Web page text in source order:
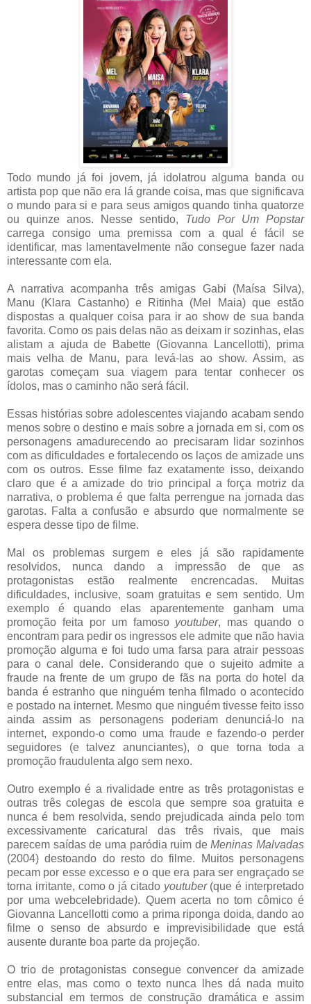
Todo mundo já foi jovem, já idolatrou alguma banda ou
artista pop que não era lá grande coisa, mas que significava
o mundo para si e para seus amigos quando tinha quatorze
ou quinze anos. Nesse sentido, Tudo Por Um Popstar
carrega consigo uma premissa com a qual é fácil se
identificar, mas lamentavelmente não consegue fazer nada
interessante com ela.
A narrativa acompanha três amigas Gabi (Maísa Silva),
Manu (Klara Castanho) e Ritinha (Mel Maia) que estão
dispostas a qualquer coisa para ir ao show de sua banda
favorita. Como os pais delas não as deixam ir sozinhas, elas
alistam a ajuda de Babette (Giovanna Lancellotti), prima
mais velha de Manu, para levá-las ao show. Assim, as
garotas começam sua viagem para tentar conhecer os
ídolos, mas o caminho não será fácil.
Essas histórias sobre adolescentes viajando acabam sendo
menos sobre o destino e mais sobre a jornada em si, com os
personagens amadurecendo ao precisaram lidar sozinhos
com as dificuldades e fortalecendo os laços de amizade uns
com os outros. Esse filme faz exatamente isso, deixando
claro que é a amizade do trio principal a força motriz da
narrativa, o problema é que falta perrengue na jornada das
garotas. Falta a confusão e absurdo que normalmente se
espera desse tipo de filme.
Mal os problemas surgem e eles já são rapidamente
resolvidos, nunca dando a impressão de que as
protagonistas estão realmente encrencadas. Muitas
dificuldades, inclusive, soam gratuitas e sem sentido. Um
exemplo é quando elas aparentemente ganham uma
promoção feita por um famoso youtuber, mas quando o
encontram para pedir os ingressos ele admite que não havia
promoção alguma e foi tudo uma farsa para atrair pessoas
para o canal dele. Considerando que o sujeito admite a
fraude na frente de um grupo de fãs na porta do hotel da
banda é estranho que ninguém tenha filmado o acontecido
e postado na internet. Mesmo que ninguém tivesse feito isso
ainda assim as personagens poderiam denunciá-lo na
internet, expondo-o como uma fraude e fazendo-o perder
seguidores (e talvez anunciantes), o que torna toda a
promoção fraudulenta algo sem nexo.
Outro exemplo é a rivalidade entre as três protagonistas e
outras três colegas de escola que sempre soa gratuita e
nunca é bem resolvida, sendo prejudicada ainda pelo tom
excessivamente caricatural das três rivais, que mais
parecem saídas de uma paródia ruim deMeninas Malvadas
(2004) destoando do resto do filme. Muitos personagens
pecam por esse excesso e o que era para ser engraçado se
torna irritante, como o já citado youtuber(que é interpretado
por uma webcelebridade). Quem acerta no tom cômico é
Giovanna Lancellotti como a prima riponga doida, dando ao
filme o senso de absurdo e imprevisibilidade que está
ausente durante boa parte da projeção.
O trio de protagonistas consegue convencer da amizade
entre elas, mas como o texto nunca lhes dá nada muito
substancial em termos de construção dramática e assim